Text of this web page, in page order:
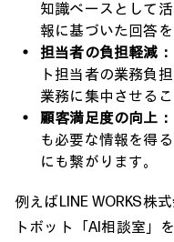
知識ベースとして
報に基づいた回答を
担当者の負担軽減：
ト担当者の業務負
業務に集中させるこ
顧客満足度の向上：
も必要な情報を得
にも繋がります。
例えばLINE WORKS株
トボット「AI相談室」